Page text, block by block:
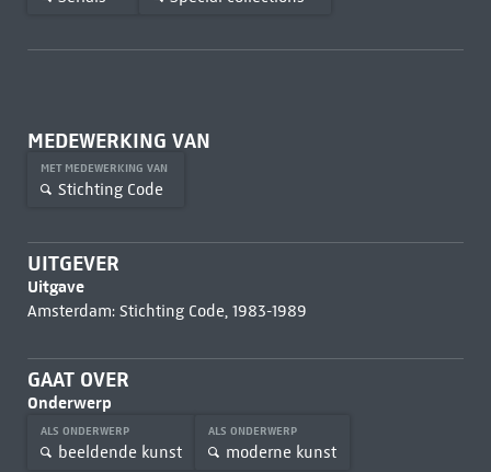
MEDEWERKING VAN
MET MEDEWERKING VAN
Stichting Code
UITGEVER
Uitgave
Amsterdam: Stichting Code, 1983-1989
GAAT OVER
Onderwerp
ALS ONDERWERP
beeldende kunst
ALS ONDERWERP
moderne kunst